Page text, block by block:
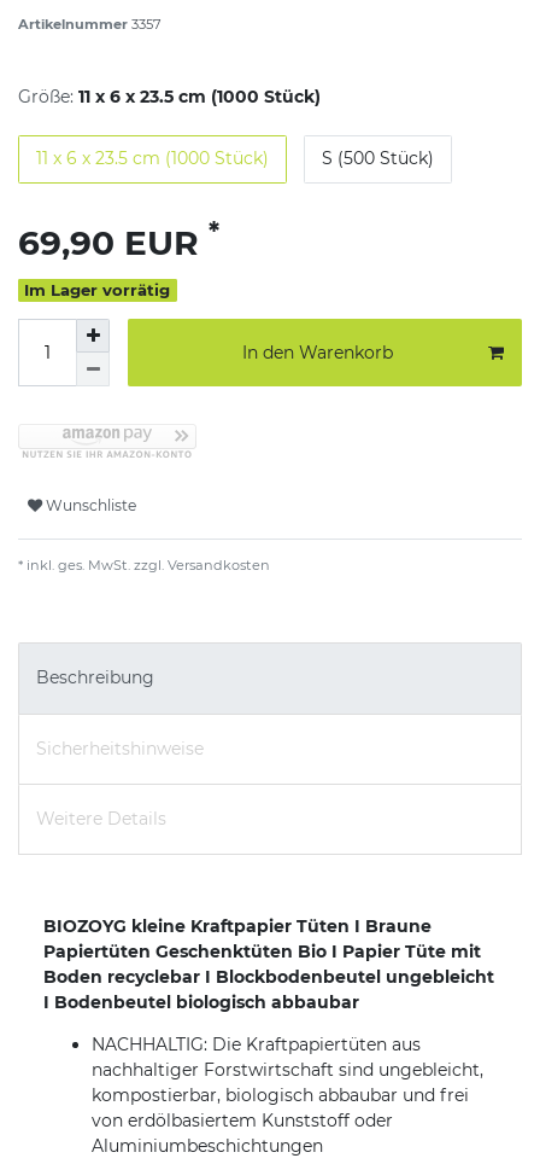
Artikelnummer 3357
Größe: 11 x 6 x 23.5 cm (1000 Stück)
11 x 6 x 23.5 cm (1000 Stück) S (500 Stück)
69,90 EUR *
Im Lager vorrätig
In den Warenkorb
Wunschliste
* inkl. ges. MwSt. zzgl. Versandkosten
Beschreibung
Sicherheitshinweise
Weitere Details
BIOZOYG kleine Kraftpapier Tüten I Braune
Papiertüten Geschenktüten Bio I Papier Tüte mit
Boden recyclebar I Blockbodenbeutel ungebleicht
I Bodenbeutel biologisch abbaubar
NACHHALTIG: Die Kraftpapiertüten aus
nachhaltiger Forstwirtschaft sind ungebleicht,
kompostierbar, biologisch abbaubar und frei
von erdölbasiertem Kunststoff oder
Aluminiumbeschichtungen